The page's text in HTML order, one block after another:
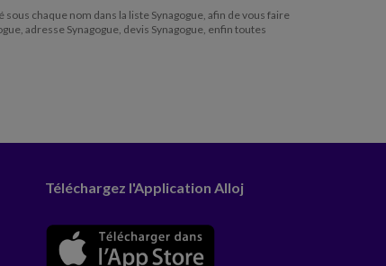
chaque nom dans la liste Synagogue, afin de vous faire
adresse Synagogue, devis Synagogue, enfin toutes
Téléchargez l'Application Alloj